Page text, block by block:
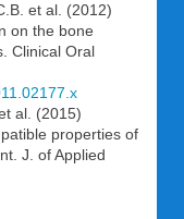
et al. (2012)
on the bone
Clinical Oral
al. (2015)
properties of
J. of Applied